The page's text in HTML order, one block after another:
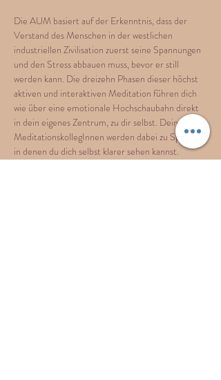
Die AUM basiert auf der Erkenntnis, dass der
Verstand des Menschen in der westlichen
industriellen Zivilisation zuerst seine Spannungen
und den Stress abbauen muss, bevor er still
werden kann. Die dreizehn Phasen dieser höchst
aktiven und interaktiven Meditation führen dich
wie über eine emotionale Hochschaubahn direkt
in dein eigenes Zentrum, zu dir selbst. Deine
MeditationskollegInnen werden dabei zu Spiegeln,
in denen du dich selbst klarer sehen kannst.